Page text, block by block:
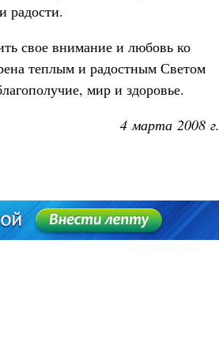
радости.
свое внимание и любовь ко
теплым и радостным Светом
мир и здоровье.
4 марта 2008 г.